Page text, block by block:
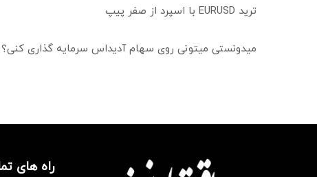
ترید EURUSD با اسپرد از صفر پیپ
میدونستی میتونی روی سهام آدیداس سرمایه گذاری کنی؟
راه های